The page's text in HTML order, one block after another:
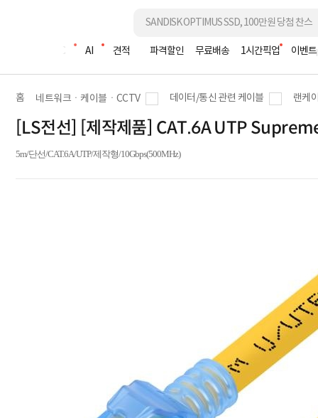
조립PC AI 견적 파격할인 무료배송 1시간픽업 이벤트
홈 네트워크ㆍ케이블ㆍCCTV 데이터/통신 관련 케이블 랜케
[LS전선] [제작제품] CAT.6A UTP
5m/단선/CAT.6A/UTP/제작형/10Gbps(500MHz)